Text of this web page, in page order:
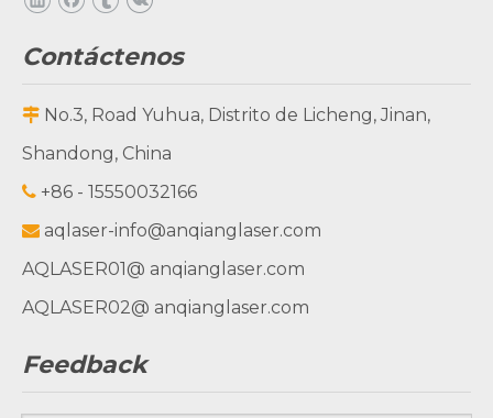
grabador
láser
Contáctenos
 No.3, Road Yuhua, Distrito de Licheng, Jinan,
Shandong, China
 +86 - 15550032166
 aqlaser-info@anqianglaser.com
AQLASER01@ anqianglaser.com
AQLASER02@ anqianglaser.com
Feedback